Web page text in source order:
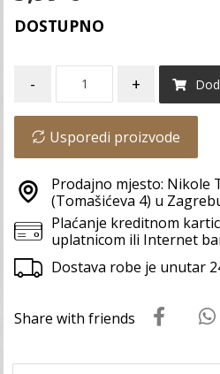
DOSTUPNO
- +
Usporedi proizvode
Prodajno mjesto: Nikole
(Tomašićeva 4) u
Plaćanje kreditnom
uplatnicom ili Internet
Dostava robe je unutar